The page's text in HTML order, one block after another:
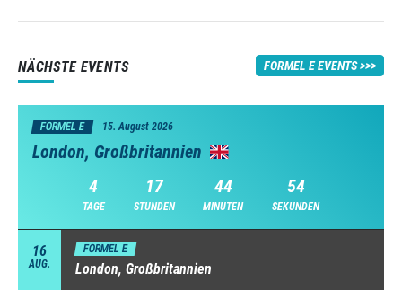
NÄCHSTE EVENTS FORMEL E EVENTS
FORMEL E 15. August 2026
London, Großbritannien
4
TAGE
17
STUNDEN
44
MINUTEN
52
SEKUNDEN
16
AUG.
FORMEL E
London, Großbritannien